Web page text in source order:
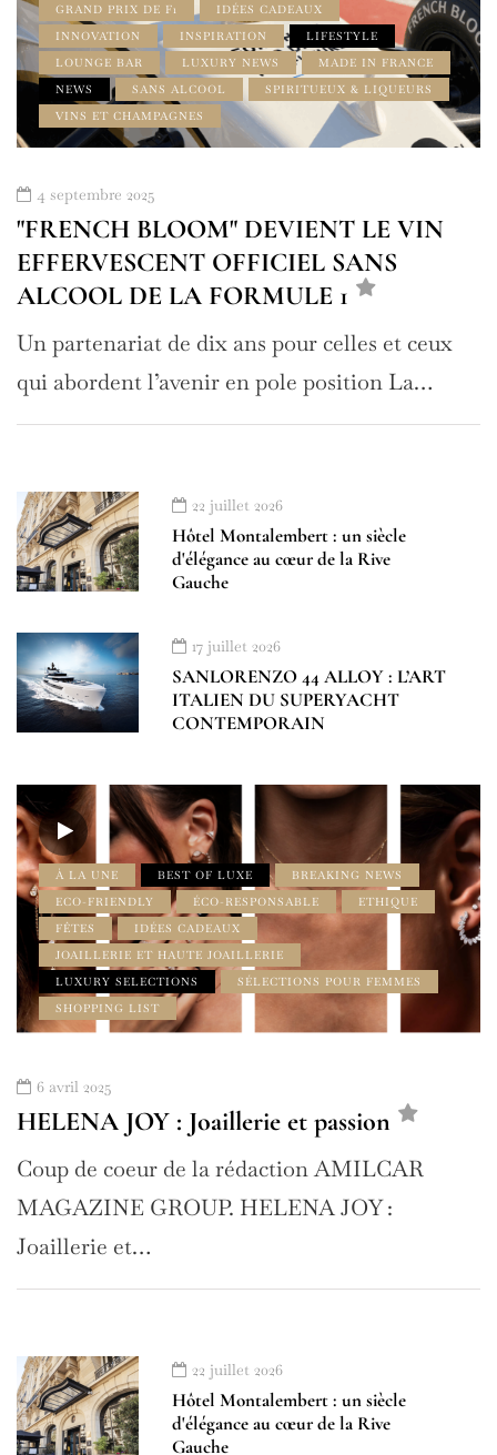
GRAND PRIX DE F1
IDÉES CADEAUX
INNOVATION
INSPIRATION
LIFESTYLE
LOUNGE BAR
LUXURY NEWS
MADE IN FRANCE
NEWS
SANS ALCOOL
SPIRITUEUX & LIQUEURS
VINS ET CHAMPAGNES
4 septembre 2025
"FRENCH BLOOM" DEVIENT LE VIN
EFFERVESCENT OFFICIEL SANS
ALCOOL DE LA FORMULE 1
Un partenariat de dix ans pour celles et ceux
qui abordent l’avenir en pole position La…
22 juillet 2026
Hôtel Montalembert : un siècle
d'élégance au cœur de la Rive
Gauche
17 juillet 2026
SANLORENZO 44 ALLOY : L’ART
ITALIEN DU SUPERYACHT
CONTEMPORAIN
À LA UNE BEST OF LUXE
BREAKING NEWS
ECO-FRIENDLY
ÉCO-RESPONSABLE
ETHIQUE
FÊTES
IDÉES CADEAUX
JOAILLERIE ET HAUTE JOAILLERIE
LUXURY SELECTIONS
SÉLECTIONS POUR FEMMES
SHOPPING LIST
6 avril 2025
HELENA JOY : Joaillerie et passion
Coup de coeur de la rédaction AMILCAR
MAGAZINE GROUP. HELENA JOY :
Joaillerie et…
22 juillet 2026
Hôtel Montalembert : un siècle
d'élégance au cœur de la Rive
Gauche